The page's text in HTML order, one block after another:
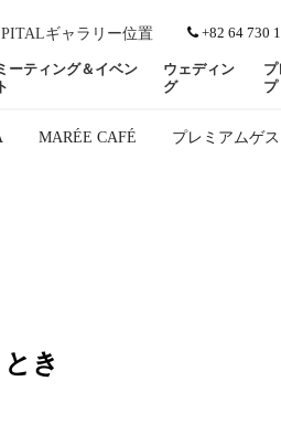
ギャラリー位置 +82 64 730
ーティング＆イベン
ト
ウェディン
グ
プ
MARÉE CAFÉ プレミアムゲ
き